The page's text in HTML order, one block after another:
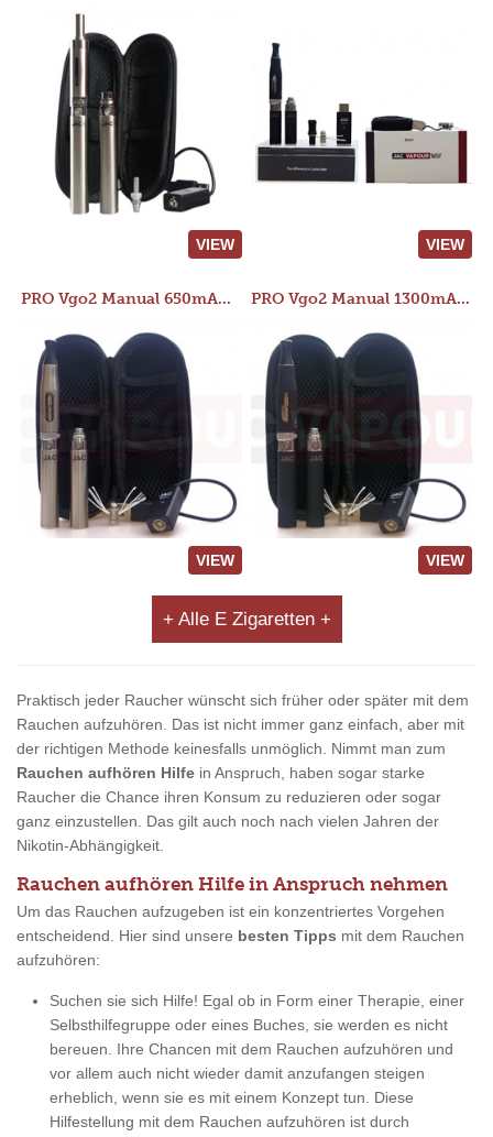
VIEW VIEW
PRO Vgo2 Manual 650mAh Kit
VIEW
PRO Vgo2 Manual 1300mAh Kit
VIEW
+ Alle E Zigaretten +
Praktisch jeder Raucher wünscht sich früher oder später mit dem
Rauchen aufzuhören. Das ist nicht immer ganz einfach, aber mit
der richtigen Methode keinesfalls unmöglich. Nimmt man zum
Rauchen aufhören Hilfe in Anspruch, haben sogar starke
Raucher die Chance ihren Konsum zu reduzieren oder sogar
ganz einzustellen. Das gilt auch noch nach vielen Jahren der
Nikotin-Abhängigkeit.
Rauchen aufhören Hilfe in Anspruch nehmen
Um das Rauchen aufzugeben ist ein konzentriertes Vorgehen
entscheidend. Hier sind unsere besten Tipps mit dem Rauchen
aufzuhören:
Suchen sie sich Hilfe! Egal ob in Form einer Therapie, einer
Selbsthilfegruppe oder eines Buches, sie werden es nicht
bereuen. Ihre Chancen mit dem Rauchen aufzuhören und
vor allem auch nicht wieder damit anzufangen steigen
erheblich, wenn sie es mit einem Konzept tun. Diese
Hilfestellung mit dem Rauchen aufzuhören ist durch